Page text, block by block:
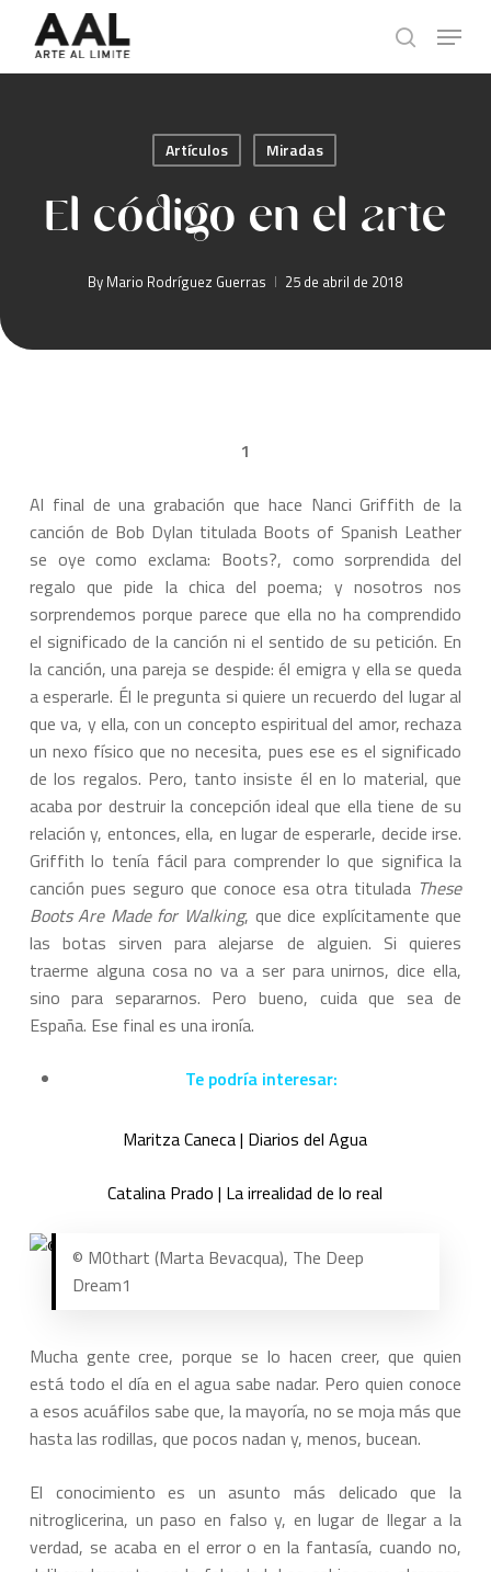
main
search
Menu
Artículos Miradas
El código en el arte
By Mario Rodríguez Guerras 25 de abril de 2018
1
Al final de una grabación que hace Nanci Griffith de la
canción de Bob Dylan titulada Boots of Spanish Leather
se oye como exclama: Boots?, como sorprendida del
regalo que pide la chica del poema; y nosotros nos
sorprendemos porque parece que ella no ha comprendido
el significado de la canción ni el sentido de su petición. En
la canción, una pareja se despide: él emigra y ella se queda
a esperarle. Él le pregunta si quiere un recuerdo del lugar al
que va, y ella, con un concepto espiritual del amor, rechaza
un nexo físico que no necesita, pues ese es el significado
de los regalos. Pero, tanto insiste él en lo material, que
acaba por destruir la concepción ideal que ella tiene de su
relación y, entonces, ella, en lugar de esperarle, decide irse.
Griffith lo tenía fácil para comprender lo que significa la
canción pues seguro que conoce esa otra titulada These
Boots Are Made for Walking, que dice explícitamente que
las botas sirven para alejarse de alguien. Si quieres
traerme alguna cosa no va a ser para unirnos, dice ella,
sino para separarnos. Pero bueno, cuida que sea de
España. Ese final es una ironía.
Te podría interesar:
Maritza Caneca | Diarios del Agua
Catalina Prado | La irrealidad de lo real
© M0thart (Marta Bevacqua), The Deep
Dream1
Mucha gente cree, porque se lo hacen creer, que quien
está todo el día en el agua sabe nadar. Pero quien conoce
a esos acuáfilos sabe que, la mayoría, no se moja más que
hasta las rodillas, que pocos nadan y, menos, bucean.
El conocimiento es un asunto más delicado que la
nitroglicerina, un paso en falso y, en lugar de llegar a la
verdad, se acaba en el error o en la fantasía, cuando no,